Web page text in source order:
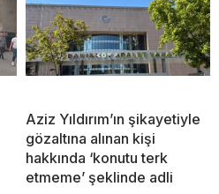
Aziz Yıldırım’ın şikayetiyle
gözaltına alınan kişi
hakkında ‘konutu terk
etmeme’ şeklinde adli